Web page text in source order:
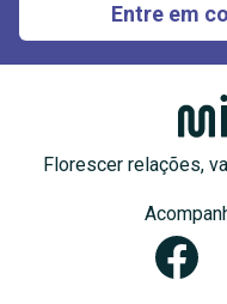
Entre em
Florescer relações,